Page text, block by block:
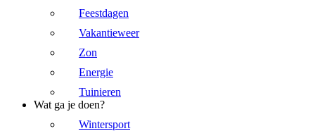
Feestdagen
Vakantieweer
Zon
Energie
Tuinieren
Wat ga je doen?
Wintersport